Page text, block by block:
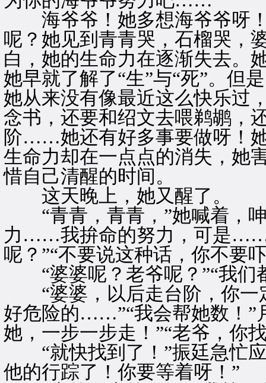
海爷爷！她多想海爷爷呀！
呢？她见到青青哭，石榴哭
白，她的生命力在逐渐失去。
她早就了解了“生”与“死”。但
她从来没有像最近这么快乐过
念书，还要和绍文去喂鹈鹕，
阶……她还有好多事要做呀！
生命力却在一点点的消失，她
惜自己清醒的时间。
这天晚上，她又醒了。
“青青，青青，”她喊着，呻
力……我拚命的努力，可是……
呢？”“不要说这种话，你不要
“婆婆呢？老爷呢？”“我们
“婆婆，以后走台阶，你一
好危险的……”“我会帮她数！”
她，一步一步走！”“老爷，你
“就快找到了！”振廷急忙应
他的行踪了！你要等着呀！”